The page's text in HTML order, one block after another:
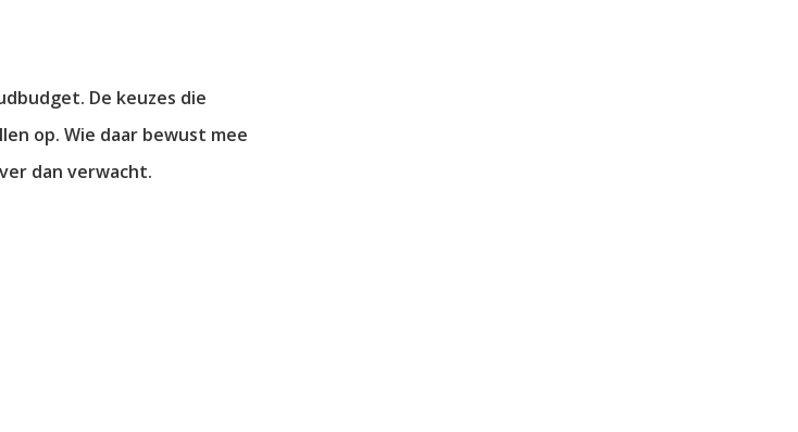
De keuzes die
op. Wie daar bewust mee
dan verwacht.